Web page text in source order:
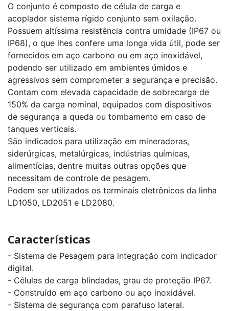
O conjunto é composto de célula de carga e
acoplador sistema rígido conjunto sem oxilação.
Possuem altíssima resistência contra umidade (IP67 ou
IP68), o que lhes confere uma longa vida útil, pode ser
fornecidos em aço carbono ou em aço inoxidável,
podendo ser utilizado em ambientes úmidos e
agressivos sem comprometer a segurança e precisão.
Contam com elevada capacidade de sobrecarga de
150% da carga nominal, equipados com dispositivos
de segurança a queda ou tombamento em caso de
tanques verticais.
São indicados para utilização em mineradoras,
siderúrgicas, metalúrgicas, indústrias químicas,
alimentícias, dentre muitas outras opções que
necessitam de controle de pesagem.
Podem ser utilizados os terminais eletrônicos da linha
LD1050, LD2051 e LD2080.
Características
- Sistema de Pesagem para integração com indicador
digital.
- Células de carga blindadas, grau de proteção IP67.
- Construído em aço carbono ou aço inoxidável.
- Sistema de segurança com parafuso lateral.